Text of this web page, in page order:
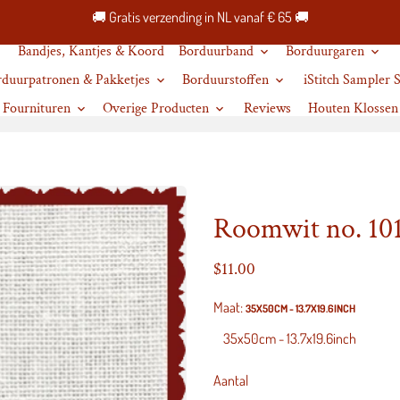
🚚 Gratis verzending in NL vanaf € 65 🚚
Bandjes, Kantjes & Koord Borduurband keyboard_arrow_down Borduurgaren keyboard_arrow_down
& Pakketjes keyboard_arrow_down Borduurstoffen keyboard_arrow_down
iStitch Sampler
Fournituren keyboard_arrow_down Overige Producten keyboard_arrow_down Reviews Houten Klossen
Roomwit no.
$11.00
Maat: 35X50CM - 13.7X19.6INCH
Aantal